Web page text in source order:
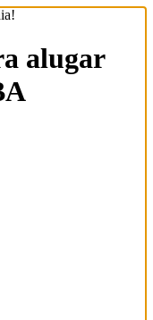
alugar